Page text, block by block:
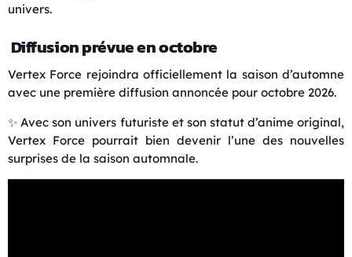
univers.
Diffusion prévue en octobre
Vertex Force rejoindra officiellement la saison d’automne
avec une première diffusion annoncée pour octobre 2026.
✨ Avec son univers futuriste et son statut d’anime original,
Vertex Force pourrait bien devenir l’une des nouvelles
surprises de la saison automnale.